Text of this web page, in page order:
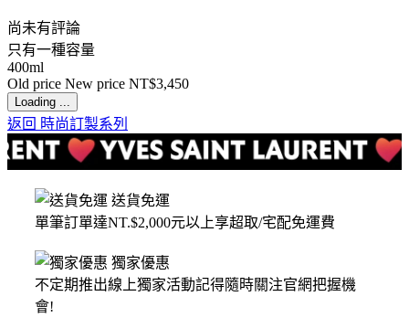
尚未有評論
只有一種容量
400ml
Old price New price NT$3,450
Loading ...
返回 時尚訂製系列
送貨免運
單筆訂單達NT.$2,000元以上享超取/宅配免運費
獨家優惠
不定期推出線上獨家活動記得隨時關注官網把握機
會!